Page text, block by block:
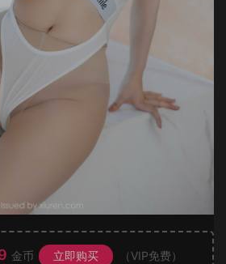
金币 立即购买
（VIP免费）